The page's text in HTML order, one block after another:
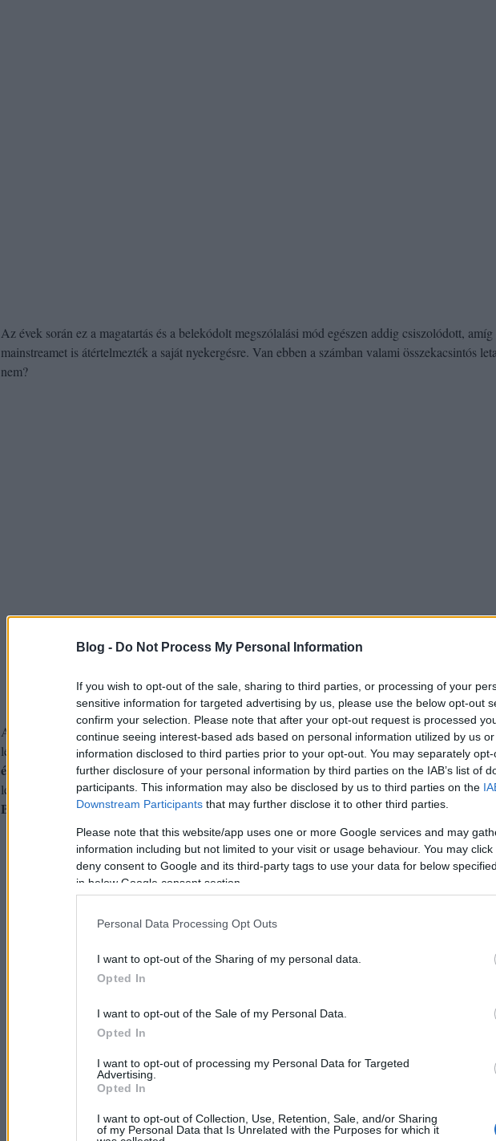
Blog - Do Not Process My Personal Information
If you wish to opt-out of the sale, sharing to third parties, or processing of your
sensitive information for targeted advertising by us, please use the below opt-out
confirm your selection. Please note that after your opt-out request is processed
continue seeing interest-based ads based on personal information utilized by us
information disclosed to third parties prior to your opt-out. You may separately
further disclosure of your personal information by third parties on the IAB’s list of
participants. This information may also be disclosed by us to third parties on the
Downstream Participants that may further disclose it to other third parties.
Please note that this website/app uses one or more Google services and may
information including but not limited to your visit or usage behaviour. You may
deny consent to Google and its third-party tags to use your data for below
in below Google consent section.
Personal Data Processing Opt Outs
I want to opt-out of the Sharing of my personal data.
Opted In
I want to opt-out of the Sale of my Personal Data.
Opted In
I want to opt-out of processing my Personal Data for Targeted
Advertising.
Opted In
I want to opt-out of Collection, Use, Retention, Sale, and/or Sharing
of my Personal Data that Is Unrelated with the Purposes for which it
Az évek során ez a magatartás és a belekódolt megszólalási mód egészen addig csiszolódott, amíg
mainstreamet is átértelmezték a saját nyekergésre. Van ebben a számban valami összekacsintós
nem?
Az pedig, hogy a Kispál-szöveg mindent jobban tudott, és mindent egy flegma, mindenről
legyintéssel utasított vissza,természetszerűen vezetett oda, hogy a támadhatatlanságig,
értelmezhetetlenségig visszavont szövegek jöttek létrea kimondás feszültsége helyett. Ha
lemondasz, mert jobban tudod, azt körbe kell bástyáznod, hogytégedne lehessen kinevetni.
Bunkerköltészet.